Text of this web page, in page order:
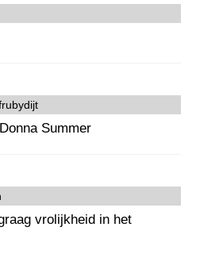
Summer
vrolijkheid in het